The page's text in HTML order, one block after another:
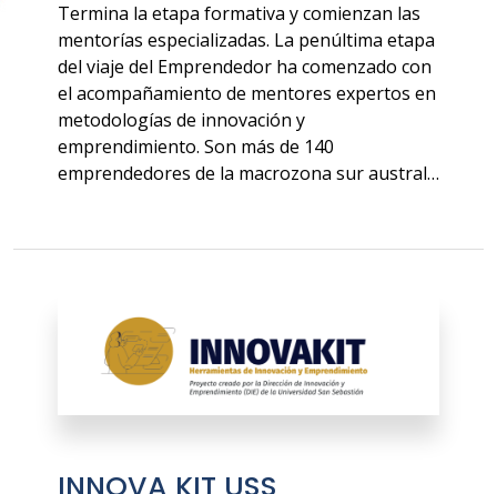
Termina la etapa formativa y comienzan las
mentorías especializadas. La penúltima etapa
del viaje del Emprendedor ha comenzado con
el acompañamiento de mentores expertos en
metodologías de innovación y
emprendimiento. Son más de 140
emprendedores de la macrozona sur austral…